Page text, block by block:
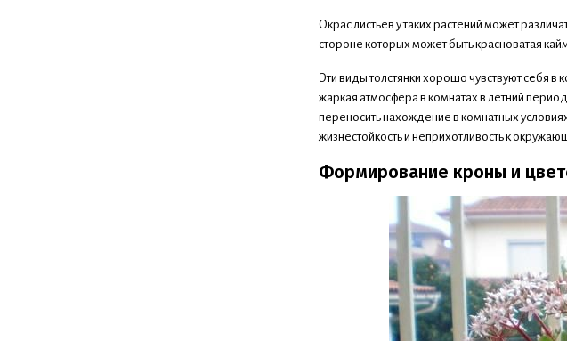
Окрас листьев у таких растений может
стороне которых может быть красноватая
Эти виды толстянки хорошо чувствуют себя в
жаркая атмосфера в комнатах в летний
переносить нахождение в комнатных
жизнестойкость и неприхотливость к
Формирование кроны и